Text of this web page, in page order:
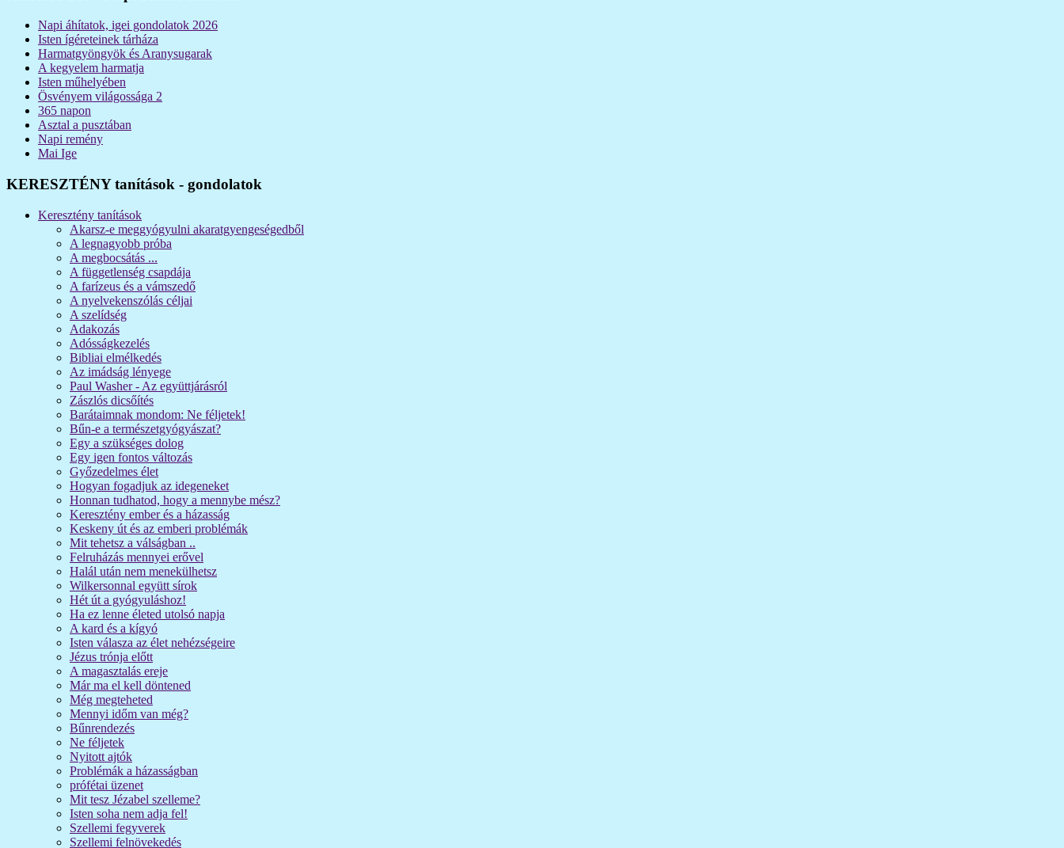
Napi áhítatok, igei gondolatok 2026
Isten ígéreteinek tárháza
Harmatgyöngyök és Aranysugarak
A kegyelem harmatja
Isten műhelyében
Ösvényem világossága 2
365 napon
Asztal a pusztában
Napi remény
Mai Ige
KERESZTÉNY tanítások - gondolatok
Keresztény tanítások
Akarsz-e meggyógyulni akaratgyengeségedből
A legnagyobb próba
A megbocsátás ...
A függetlenség csapdája
A farízeus és a vámszedő
A nyelvekenszólás céljai
A szelídség
Adakozás
Adósságkezelés
Bibliai elmélkedés
Az imádság lényege
Paul Washer - Az együttjárásról
Zászlós dicsőítés
Barátaimnak mondom: Ne féljetek!
Bűn-e a természetgyógyászat?
Egy a szükséges dolog
Egy igen fontos változás
Győzedelmes élet
Hogyan fogadjuk az idegeneket
Honnan tudhatod, hogy a mennybe mész?
Keresztény ember és a házasság
Keskeny út és az emberi problémák
Mit tehetsz a válságban ..
Felruházás mennyei erővel
Halál után nem menekülhetsz
Wilkersonnal együtt sírok
Hét út a gyógyuláshoz!
Ha ez lenne életed utolsó napja
A kard és a kígyó
Isten válasza az élet nehézségeire
Jézus trónja előtt
A magasztalás ereje
Már ma el kell döntened
Még megteheted
Mennyi időm van még?
Bűnrendezés
Ne féljetek
Nyitott ajtók
Problémák a házasságban
prófétai üzenet
Mit tesz Jézabel szelleme?
Isten soha nem adja fel!
Szellemi fegyverek
Szellemi felnövekedés